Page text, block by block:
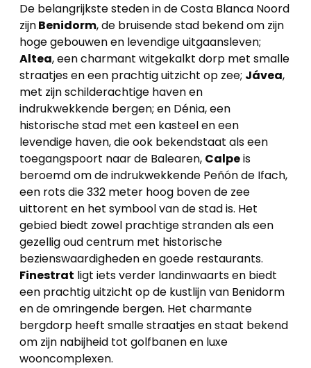
De belangrijkste steden in de Costa Blanca Noord
zijnBenidorm, de bruisende stad bekend om zijn
hoge gebouwen en levendige uitgaansleven;
Altea, een charmant witgekalkt dorp met smalle
straatjes en een prachtig uitzicht op zee; Jávea,
met zijn schilderachtige haven en
indrukwekkende bergen; en Dénia, een
historische stad met een kasteel en een
levendige haven, die ook bekendstaat als een
toegangspoort naar de Balearen, Calpeis
beroemd om de indrukwekkende Peñón de Ifach,
een rots die 332 meter hoog boven de zee
uittorent en het symbool van de stad is. Het
gebied biedt zowel prachtige stranden als een
gezellig oud centrum met historische
bezienswaardigheden en goede restaurants.
Finestrat ligt iets verder landinwaarts en biedt
een prachtig uitzicht op de kustlijn van Benidorm
en de omringende bergen. Het charmante
bergdorp heeft smalle straatjes en staat bekend
om zijn nabijheid tot golfbanen en luxe
wooncomplexen.